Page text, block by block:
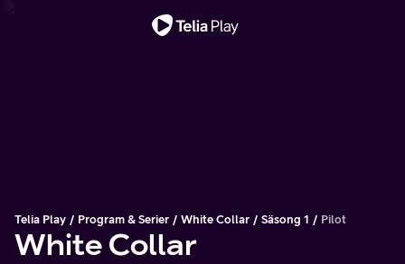
Telia Play Program & Serier White Collar Säsong 1 Pilot
White Collar